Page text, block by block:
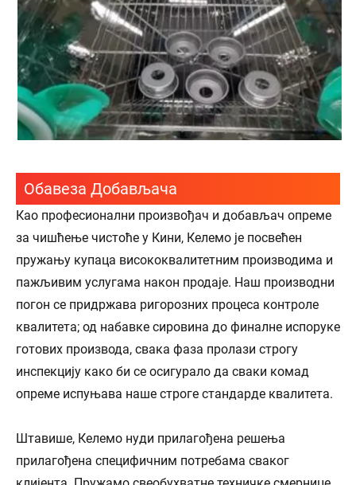
Обавеза Добављача
Као професионални произвођач и добављач опреме
за чишћење чистоће у Кини, Келемо је посвећен
пружању купаца висококвалитетним производима и
пажљивим услугама након продаје. Наш производни
погон се придржава ригорозних процеса контроле
квалитета; од набавке сировина до финалне испоруке
готових производа, свака фаза пролази строгу
инспекцију како би се осигурало да сваки комад
опреме испуњава наше строге стандарде квалитета.
Штавише, Келемо нуди прилагођена решења
прилагођена специфичним потребама сваког